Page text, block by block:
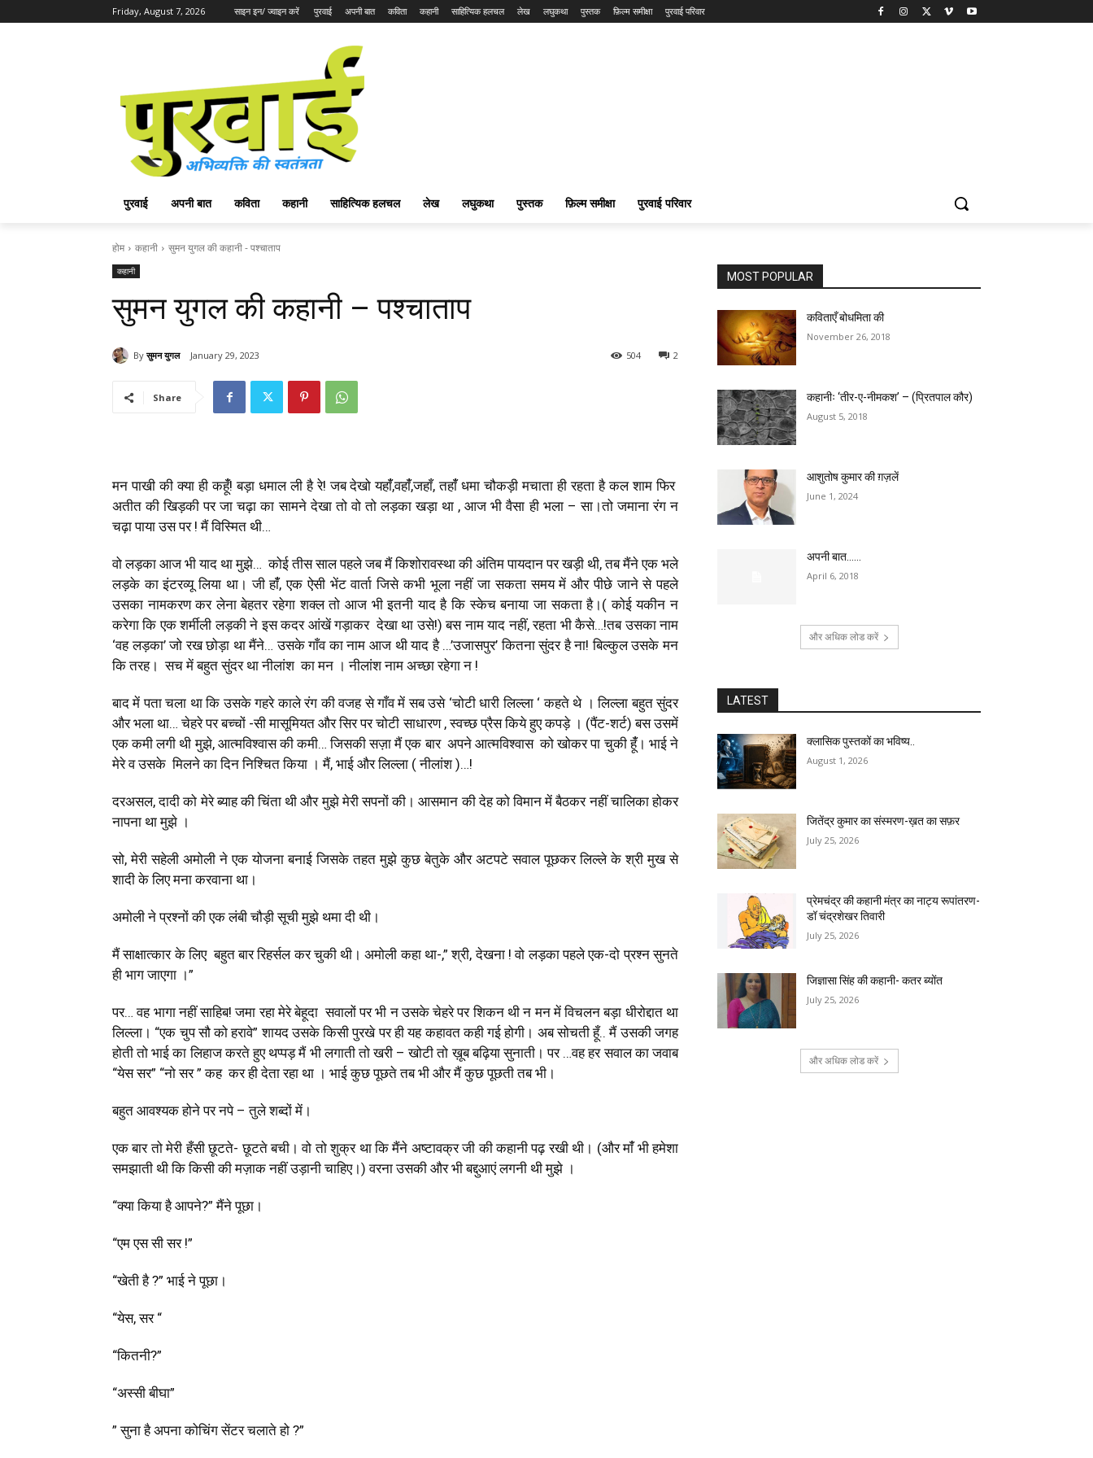
Friday, August 7, 2026 साइन इन/ ज्वाइन करें पुरवाई अपनी बात कविता कहानी साहित्यिक हलचल लेख लघुकथा पुस्तक फ़िल्म समीक्षा पुरवाई परिवार
पुरवाई अपनी बात कविता कहानी साहित्यिक हलचल लेख लघुकथा पुस्तक फ़िल्म समीक्षा पुरवाई परिवार
होम कहानी सुमन युगल की कहानी - पश्चाताप
कहानी
सुमन युगल की कहानी – पश्चाताप
By सुमन युगल January 29, 2023 2
504
Share
मन पाखी की क्या ही कहूंँ! बड़ा धमाल ली है रे! जब देखो यहांँ,वहांँ,जहाँ, तहांँ धमा चौकड़ी मचाता ही रहता है कल शाम फिर
अतीत की खिड़की पर जा चढ़ा का सामने देखा तो वो तो लड़का खड़ा था , आज भी वैसा ही भला – सा।तो जमाना रंग न
चढ़ा पाया उस पर ! मैं विस्मित थी…
वो लड़का आज भी याद था मुझे… कोई तीस साल पहले जब मैं किशोरावस्था की अंतिम पायदान पर खड़ी थी, तब मैंने एक भले
लड़के का इंटरव्यू लिया था। जी हांँ, एक ऐसी भेंट वार्ता जिसे कभी भूला नहीं जा सकता समय में और पीछे जाने से पहले
उसका नामकरण कर लेना बेहतर रहेगा शक्ल तो आज भी इतनी याद है कि स्केच बनाया जा सकता है।( कोई यकीन न
करेगा कि एक शर्मीली लड़की ने इस कदर आंखें गड़ाकर देखा था उसे!) बस नाम याद नहीं, रहता भी कैसे…!तब उसका नाम
‘वह लड़का’ जो रख छोड़ा था मैंने… उसके गाँव का नाम आज थी याद है …’उजासपुर’ कितना सुंदर है ना! बिल्कुल उसके मन
कि तरह। सच में बहुत सुंदर था नीलांश का मन । नीलांश नाम अच्छा रहेगा न !
बाद में पता चला था कि उसके गहरे काले रंग की वजह से गाँव में सब उसे ‘चोटी धारी लिल्ला ‘ कहते थे । लिल्ला बहुत सुंदर
और भला था… चेहरे पर बच्चों -सी मासूमियत और सिर पर चोटी साधारण , स्वच्छ प्रैस किये हुए कपड़े । (पैंट-शर्ट) बस उसमें
एक कमी लगी थी मुझे, आत्मविश्वास की कमी… जिसकी सज़ा मैं एक बार अपने आत्मविश्वास को खोकर पा चुकी हूंँ। भाई ने
मेरे व उसके मिलने का दिन निश्चित किया । मैं, भाई और लिल्ला ( नीलांश )…!
दरअसल, दादी को मेरे ब्याह की चिंता थी और मुझे मेरी सपनों की। आसमान की देह को विमान में बैठकर नहीं चालिका होकर
नापना था मुझे ।
सो, मेरी सहेली अमोली ने एक योजना बनाई जिसके तहत मुझे कुछ बेतुके और अटपटे सवाल पूछकर लिल्ले के श्री मुख से
शादी के लिए मना करवाना था।
अमोली ने प्रश्नों की एक लंबी चौड़ी सूची मुझे थमा दी थी।
मैं साक्षात्कार के लिए बहुत बार रिहर्सल कर चुकी थी। अमोली कहा था-,” श्री, देखना ! वो लड़का पहले एक-दो प्रश्न सुनते
ही भाग जाएगा ।”
पर… वह भागा नहीं साहिब! जमा रहा मेरे बेहूदा सवालों पर भी न‌ उसके चेहरे पर शिकन थी न मन में विचलन बड़ा धीरोद्दात था
लिल्ला। “एक चुप सौ को हरावे” शायद उसके किसी पुरखे पर ही यह कहावत कही गई होगी। अब सोचती हूँ.. मैं उसकी जगह
होती तो भाई का लिहाज करते हुए थप्पड़ मैं भी लगाती तो खरी – खोटी तो ख़ूब बढ़िया सुनाती। पर …वह हर सवाल का जवाब
“येस सर” “नो सर ” कह कर ही देता रहा था । भाई कुछ पूछते तब भी और मैं कुछ पूछती तब भी।
बहुत आवश्यक होने पर नपे – तुले शब्दों में।
एक बार तो मेरी हँसी छूटते- छूटते बची। वो तो शुक्र था कि मैंने अष्टावक्र जी की कहानी पढ़ रखी थी। (और मांँ भी हमेशा
समझाती थी कि किसी की मज़ाक नहीं उड़ानी चाहिए।) वरना उसकी और भी बद्दुआएं लगनी थी मुझे ।
“क्या किया है आपने?” मैंने पूछा।
“एम एस सी सर !”
“खेती है ?” भाई ने पूछा।
“येस, सर “
“कितनी?”
“अस्सी बीघा”
” सुना है अपना कोचिंग सेंटर चलाते हो ?”
MOST POPULAR
कविताएँ बोधमिता की
November 26, 2018
कहानीः ‘तीर-ए-नीमकश’ – (प्रितपाल कौर)
August 5, 2018
आशुतोष कुमार की ग़ज़लें
June 1, 2024
अपनी बात……
April 6, 2018
और अधिक लोड करें
LATEST
क्लासिक पुस्तकों का भविष्य..
August 1, 2026
जितेंद्र कुमार का संस्मरण-ख़त का सफ़र
July 25, 2026
प्रेमचंद्र की कहानी मंत्र का नाट्य रूपांतरण-
डॉ चंद्रशेखर तिवारी
July 25, 2026
जिज्ञासा सिंह की कहानी- कतर ब्योंत
July 25, 2026
और अधिक लोड करें